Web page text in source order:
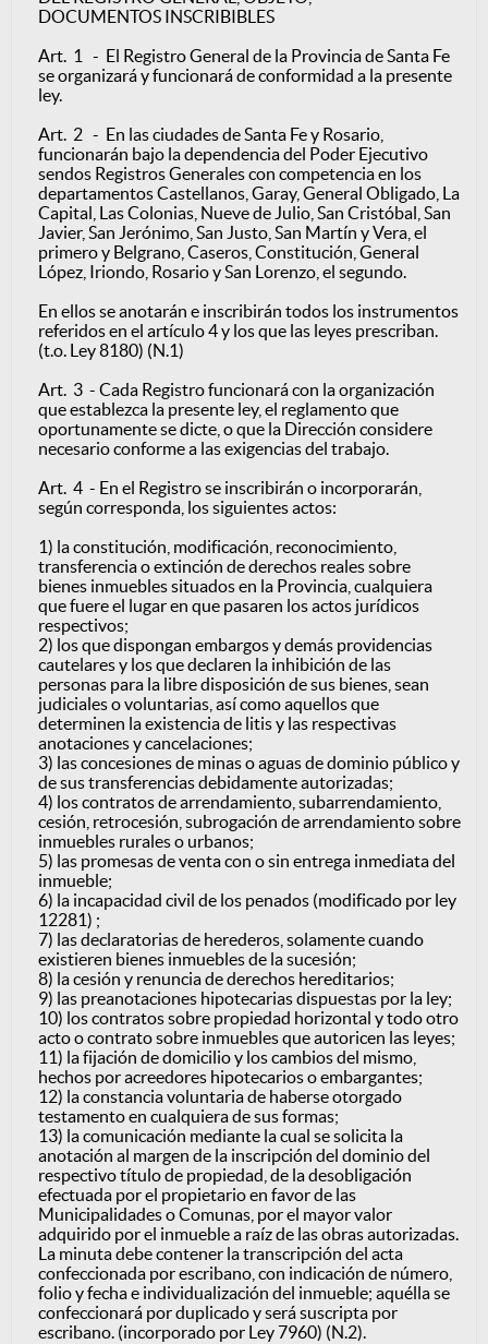
DOCUMENTOS INSCRIBIBLES
Art. 1 - El Registro General de la Provincia de Santa Fe
se organizará y funcionará de conformidad a la presente
ley.
Art. 2 - En las ciudades de Santa Fe y Rosario,
funcionarán bajo la dependencia del Poder Ejecutivo
sendos Registros Generales con competencia en los
departamentos Castellanos, Garay, General Obligado, La
Capital, Las Colonias, Nueve de Julio, San Cristóbal, San
Javier, San Jerónimo, San Justo, San Martín y Vera, el
primero y Belgrano, Caseros, Constitución, General
López, Iriondo, Rosario y San Lorenzo, el segundo.
En ellos se anotarán e inscribirán todos los instrumentos
referidos en el artículo 4 y los que las leyes prescriban.
(t.o. Ley 8180) (N.1)
Art. 3 - Cada Registro funcionará con la organización
que establezca la presente ley, el reglamento que
oportunamente se dicte, o que la Dirección considere
necesario conforme a las exigencias del trabajo.
Art. 4 - En el Registro se inscribirán o incorporarán,
según corresponda, los siguientes actos:
1) la constitución, modificación, reconocimiento,
transferencia o extinción de derechos reales sobre
bienes inmuebles situados en la Provincia, cualquiera
que fuere el lugar en que pasaren los actos jurídicos
respectivos;
2) los que dispongan embargos y demás providencias
cautelares y los que declaren la inhibición de las
personas para la libre disposición de sus bienes, sean
judiciales o voluntarias, así como aquellos que
determinen la existencia de litis y las respectivas
anotaciones y cancelaciones;
3) las concesiones de minas o aguas de dominio público y
de sus transferencias debidamente autorizadas;
4) los contratos de arrendamiento, subarrendamiento,
cesión, retrocesión, subrogación de arrendamiento sobre
inmuebles rurales o urbanos;
5) las promesas de venta con o sin entrega inmediata del
inmueble;
6) la incapacidad civil de los penados (modificado por ley
12281) ;
7) las declaratorias de herederos, solamente cuando
existieren bienes inmuebles de la sucesión;
8) la cesión y renuncia de derechos hereditarios;
9) las preanotaciones hipotecarias dispuestas por la ley;
10) los contratos sobre propiedad horizontal y todo otro
acto o contrato sobre inmuebles que autoricen las leyes;
11) la fijación de domicilio y los cambios del mismo,
hechos por acreedores hipotecarios o embargantes;
12) la constancia voluntaria de haberse otorgado
testamento en cualquiera de sus formas;
13) la comunicación mediante la cual se solicita la
anotación al margen de la inscripción del dominio del
respectivo título de propiedad, de la desobligación
efectuada por el propietario en favor de las
Municipalidades o Comunas, por el mayor valor
adquirido por el inmueble a raíz de las obras autorizadas.
La minuta debe contener la transcripción del acta
confeccionada por escribano, con indicación de número,
folio y fecha e individualización del inmueble; aquélla se
confeccionará por duplicado y será suscripta por
escribano. (incorporado por Ley 7960) (N.2).